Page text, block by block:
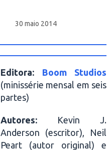
30 maio 2014
Editora:
Boom Studios
(minissérie mensal em seis
partes)
Autores: Kevin J.
Anderson (escritor), Neil
Peart (autor original) e